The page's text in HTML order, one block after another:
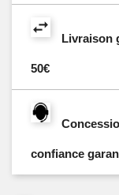
Livraison
50€
confiance